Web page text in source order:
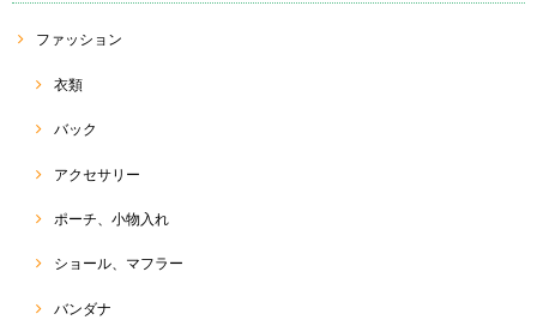
ファッション
衣類
バック
アクセサリー
ポーチ、小物入れ
ショール、マフラー
バンダナ